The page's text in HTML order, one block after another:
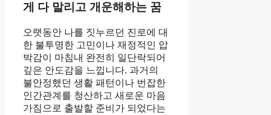
게 다 말리고 개운해하는 꿈
오랫동안 나를 짓누르던 진로에 대
한 불투명한 고민이나 재정적인 압
박감이 마침내 완전히 일단락되어
깊은 안도감을 느낍니다. 과거의
불안정했던 생활 패턴이나 번잡한
인간관계를 청산하고 새로운 마음
가짐으로 출발할 준비가 되었다는